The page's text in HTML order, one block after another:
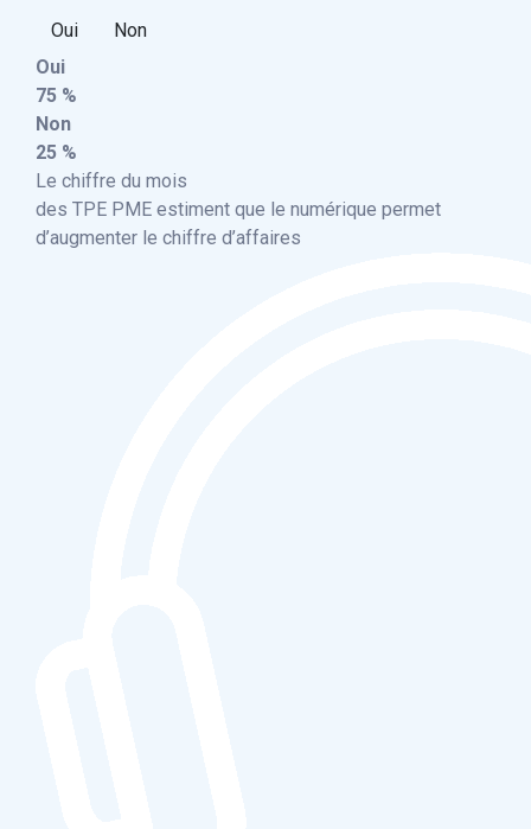
Oui
Non
Oui
75 %
Non
25 %
Le chiffre du mois
des TPE PME estiment que le numérique permet
d’augmenter le chiffre d’affaires